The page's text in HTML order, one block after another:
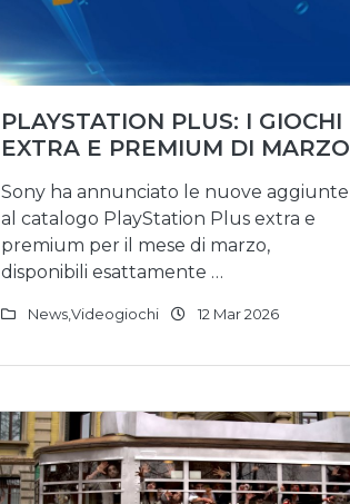
PLAYSTATION PLUS: I GIOCHI
EXTRA E PREMIUM DI MARZO
Sony ha annunciato le nuove aggiunte
al catalogo PlayStation Plus extra e
premium per il mese di marzo,
disponibili esattamente …
NewsVideogiochi 12 Mar 2026